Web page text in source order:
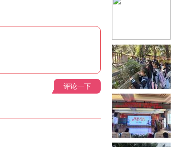
评论一下